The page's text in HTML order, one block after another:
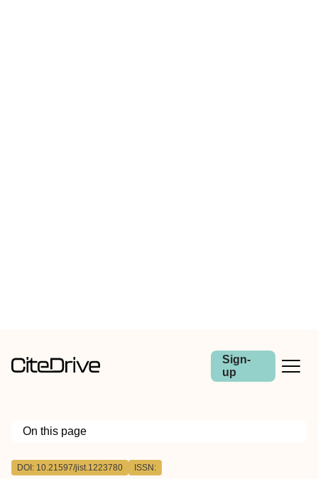
Sign-
up
On this page
Outline
DOI: 10.21597/jist.1223780 ISSN: